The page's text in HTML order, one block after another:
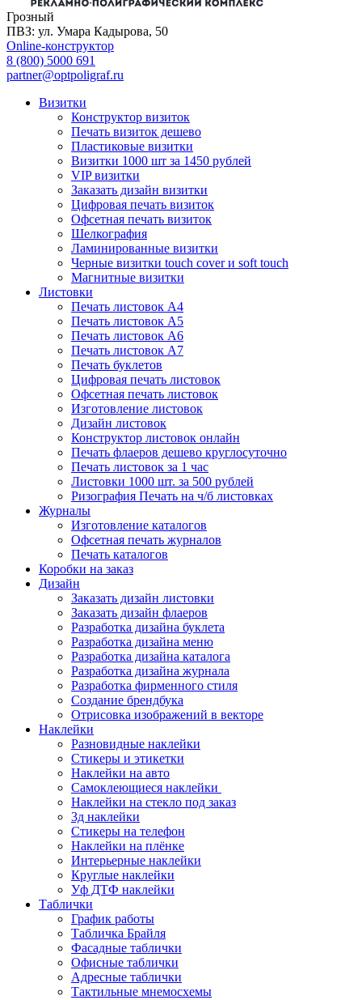
Грозный
ПВЗ: ул. Умара Кадырова, 50
Online-конструктор
8 (800) 5000 691
partner@optpoligraf.ru
Визитки
Конструктор визиток
Печать визиток дешево
Пластиковые визитки
Визитки 1000 шт за 1450 рублей
VIP визитки
Заказать дизайн визитки
Цифровая печать визиток
Офсетная печать визиток
Шелкография
Ламинированные визитки
Черные визитки touch cover и soft touch
Магнитные визитки
Листовки
Печать листовок А4
Печать листовок А5
Печать листовок А6
Печать листовок А7
Печать буклетов
Цифровая печать листовок
Офсетная печать листовок
Изготовление листовок
Дизайн листовок
Конструктор листовок онлайн
Печать флаеров дешево круглосуточно
Печать листовок за 1 час
Листовки 1000 шт. за 500 рублей
Ризография Печать на ч/б листовках
Журналы
Изготовление каталогов
Офсетная печать журналов
Печать каталогов
Коробки на заказ
Дизайн
Заказать дизайн листовки
Заказать дизайн флаеров
Разработка дизайна буклета
Разработка дизайна меню
Разработка дизайна каталога
Разработка дизайна журнала
Разработка фирменного стиля
Создание брендбука
Отрисовка изображений в векторе
Наклейки
Разновидные наклейки
Стикеры и этикетки
Наклейки на авто
Самоклеющиеся наклейки
Наклейки на стекло под заказ
3д наклейки
Cтикеры на телефон
Наклейки на плёнке
Интерьерные наклейки
Круглые наклейки
Уф ДТФ наклейки
Таблички
График работы
Табличка Брайля
Фасадные таблички
Офисные таблички
Адресные таблички
Тактильные мнемосхемы